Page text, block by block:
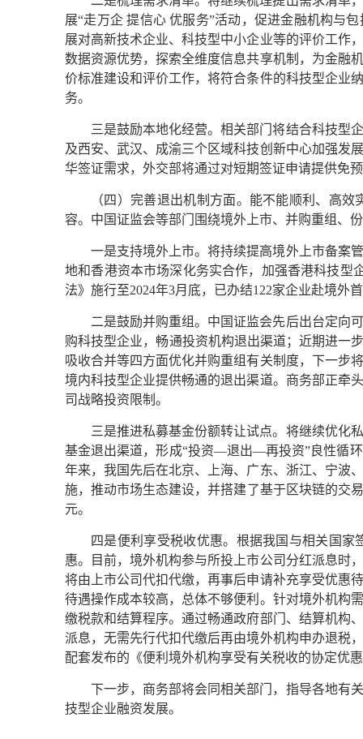
展“走万企 提信心 优服务”活动，促进金融机构与
展对高新技术企业、科技型中小企业等的评价工作
数据资源优势，探索全维度信息共享机制，为金融
价标准建设和评价工作，将符合条件的科技型企业
务。
三是鼓励本地化经营。相关部门将结合科技型
及西安、武汉、成渝三个区域科技创新中心加强发
华签证需求，外交部将通过对短期签证申请提供免
（四）完善退出机制方面。能不能顺利、高
容。中国证监会等部门围绕境外上市、并购重组、
一是支持境外上市。将持续提高境外上市备案
地和香港资本市场深化务实合作，加强香港科技型
法》施行至2024年3月底，已办结122家企业赴境外
二是鼓励并购重组。中国证监会先后出台定向
购科技型企业，畅通投资机构退出渠道；近期进一
吸收合并等四方面优化并购重组有关制度，下一步
境内科技型企业提供畅通的退出渠道。商务部正牵
司战略投资限制。
三是推进私募基金份额转让试点。将继续优化
基金退出渠道，形成“投资—退出—再投资”良性循
年来，我国先后在北京、上海、广东、浙江、宁波
施，推动市场生态建设，并搭建了基于区块链的交
元。
四是便利享受税收优惠。根据我国与相关国
惠。目前，境外机构参与所投上市公司分红派息时
将由上市公司代扣代缴，再事后申请补充享受优惠
待遇操作成本较高，总体不够便利。针对境外机构
缴税款和结算程序。通过畅通政府部门、结算机构
派息，无需先行代扣代缴后再由境外机构申办退税
配套发布的《便利境外机构享受有关税收的协定优
下一步，商务部将会同相关部门，指导各地有
技型企业融资发展。